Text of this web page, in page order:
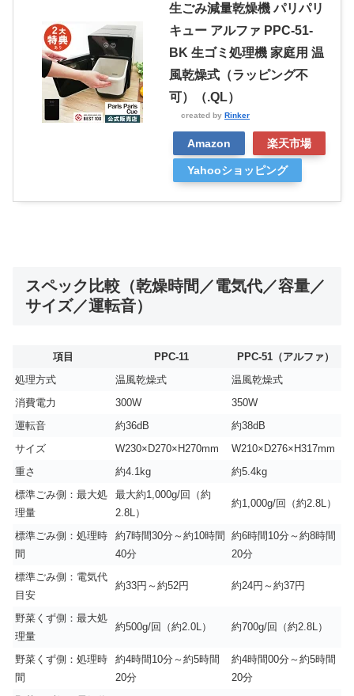
生ごみ減量乾燥機 パリパリ
キュー アルファ PPC-51-
BK 生ゴミ処理機 家庭用 温
風乾燥式（ラッピング不
可）（.QL）
created by Rinker
Amazon 楽天市場
Yahooショッピング
スペック比較（乾燥時間／電気代／容量／
サイズ／運転音）
項目 PPC-11
PPC-51（アルファ）
処理方式
温風乾燥式
温風乾燥式
消費電力
300W
350W
運転音
約36dB
約38dB
サイズ
W230×D270×H270mm
W210×D276×H317mm
重さ
約4.1kg
約5.4kg
標準ごみ側：最大処
理量
最大約1,000g/回（約
2.8L）
約1,000g/回（約2.8L）
標準ごみ側：処理時
間
約7時間30分～約10時間
40分
約6時間10分～約8時間
20分
標準ごみ側：電気代
目安
約33円～約52円 約24円～約37円
野菜くず側：最大処
理量
約500g/回（約2.0L） 約700g/回（約2.8L）
野菜くず側：処理時
間
約4時間10分～約5時間
20分
約4時間00分～約5時間
20分